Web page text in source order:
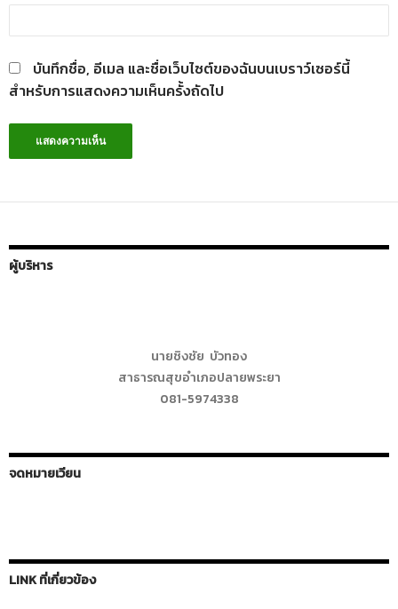
บันทึกชื่อ, อีเมล และชื่อเว็บไซต์ของฉันบนเบราว์เซอร์นี้
สำหรับการแสดงความเห็นครั้งถัดไป
ผู้บริหาร
นายชิงชัย บัวทอง
สาธารณสุขอำเภอปลายพระยา
081-5974338
จดหมายเวียน
LINK ที่เกี่ยวข้อง